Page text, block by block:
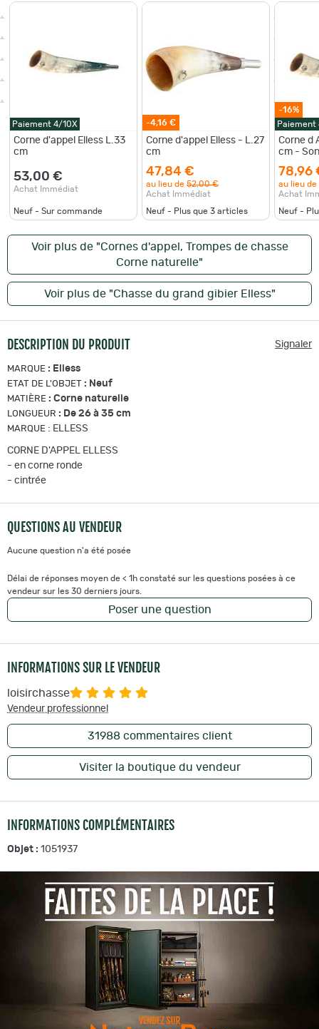
Paiement 4/10X
Corne d'appel Elless L.33
cm
53,00 €
Achat Immédiat
Neuf - Sur commande
-4,16 €
Corne d'appel Elless - L.27
cm
47,84 €
au lieu de 52,00 €
Achat Immédiat
Neuf - Plus que 3 articles
-16%
Paiement
Corne d
cm -
Gibier
78,96
au lieu de
Achat
Neuf -
Voir plus de "Cornes d'appel, Trompes de chasse
Corne naturelle"
Voir plus de "Chasse du grand gibier Elless"
DESCRIPTION DU PRODUIT Signaler
MARQUE : Elless
ETAT DE L'OBJET : Neuf
MATIÈRE : Corne naturelle
LONGUEUR : De 26 à 35 cm
MARQUE : ELLESS
CORNE D'APPEL ELLESS
- en corne ronde
- cintrée
QUESTIONS AU VENDEUR
Aucune question n'a été posée
Délai de réponses moyen de < 1h constaté sur les questions posées à ce
vendeur sur les 30 derniers jours.
Poser une question
INFORMATIONS SUR LE VENDEUR
loisirchasse
Vendeur professionnel
31988commentaires client
Visiter la boutique du vendeur
INFORMATIONS COMPLÉMENTAIRES
Objet : 1051937